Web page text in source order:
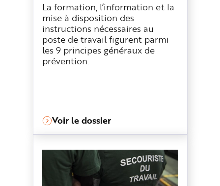
La formation, l’information et la
mise à disposition des
instructions nécessaires au
poste de travail figurent parmi
les 9 principes généraux de
prévention.
Voir le dossier